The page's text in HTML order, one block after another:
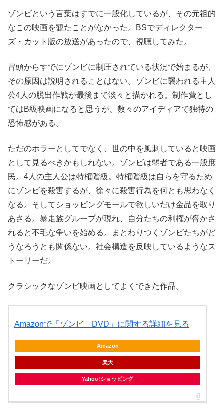
ゾンビという言葉はすでに一般化しているが、その元祖的
なこの映画を観たことがなかった。BSでディレクター
ズ・カット版の放送があったので、視聴してみた。
冒頭からすでにゾンビに制圧されている状況で始まるが、
その原因は説明されることはない。ゾンビに襲われる主人
公4人の脱出作戦が最後まで淡々と描かれる。制作費とし
てはB級映画になると思うが、数々のアイディアで独特の
恐怖感がある。
ただのホラーとしてでなく、世の中を風刺していると映画
として見るべきかもしれない。ゾンビは弱者である一般庶
民。4人の主人公は特権階級。特権階級は自らを守るため
にゾンビを殺害するが、徐々に殺害行為を何とも思わなく
なる。そしてショッピングモールで欲しいだけ金品を取り
あさる。暴走族グループが現れ、自分たちの利権が脅かさ
れると不毛な争いを始める。まとわりつくゾンビたちがど
うなろうとも関係ない。社会構造を反映しているようなス
トーリーだ。
クラシックなゾンビ映画としてよくできた作品。
Amazonで「ゾンビ DVD」に関する詳細を見る
Amazon
楽天
Yahoo!ショッピング